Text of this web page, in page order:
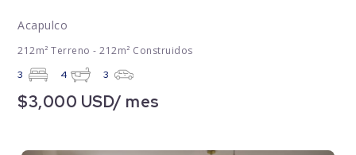
Acapulco
212m² Terreno - 212m² Construidos
3 4 3
$3,000 USD/ mes